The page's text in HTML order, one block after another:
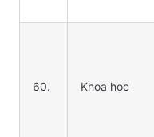
60. Khoa học